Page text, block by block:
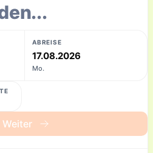
ABREISE
17.08.2026
Mo.
Weiter